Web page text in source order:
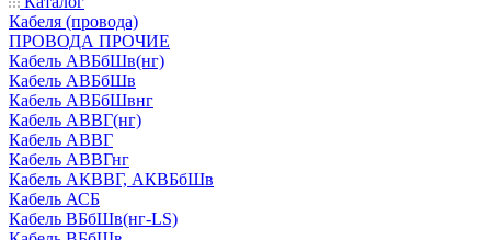
Кабеля (провода)
ПРОВОДА ПРОЧИЕ
Кабель АВБбШв(нг)
Кабель АВБбШв
Кабель АВБбШвнг
Кабель АВВГ(нг)
Кабель АВВГ
Кабель АВВГнг
Кабель АКВВГ, АКВБбШв
Кабель АСБ
Кабель ВБбШв(нг-LS)